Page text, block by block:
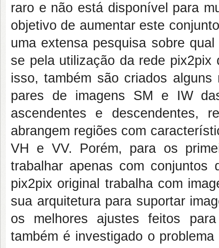
raro e não está disponível para
objetivo de aumentar este
uma extensa pesquisa sobre
se pela utilização da rede pix2pix
isso, também são criados
pares de imagens SM e IW
ascendentes e descendentes,
abrangem regiões com
VH e VV. Porém, para os
trabalhar apenas com
pix2pix original trabalha com
sua arquitetura para suportar
os melhores ajustes feitos
também é investigado o